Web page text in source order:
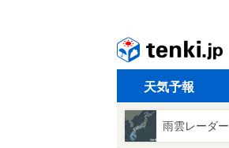
天気予報
雨雲レーダー